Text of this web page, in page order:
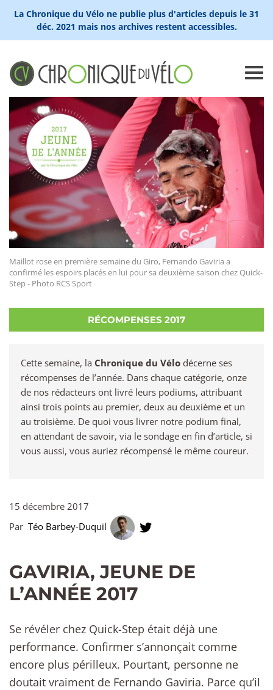
La Chronique du Vélo ne publie plus d'articles depuis le 31
déc. 2021 mais nos archives restent accessibles.
Maillot rose en première semaine du Giro, Fernando Gaviria a
confirmé les espoirs placés en lui pour sa deuxième saison chez Quick-
Step - Photo RCS Sport
RÉCOMPENSES 2017
Cette semaine, la Chronique du Vélo décerne ses
récompenses de l’année. Dans chaque catégorie, onze
de nos rédacteurs ont livré leurs podiums, attribuant
ainsi trois points au premier, deux au deuxième et un
au troisième. De quoi vous livrer notre podium final,
en attendant de savoir, via le sondage en fin d’article, si
vous aussi, vous auriez récompensé le même coureur.
15 décembre 2017
Par Téo Barbey-Duquil
GAVIRIA, JEUNE DE
L’ANNÉE 2017
Se révéler chez Quick-Step était déjà une
performance. Confirmer s’annonçait comme
encore plus périlleux. Pourtant, personne ne
doutait vraiment de Fernando Gaviria. Parce qu’il